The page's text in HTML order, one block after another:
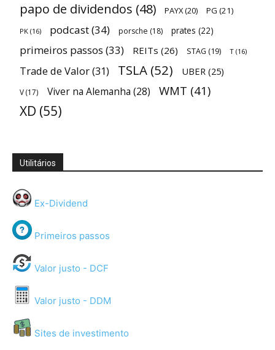
papo de dividendos (48) PAYX(20) PG (21)
PK (16) podcast(34) porsche (18) prates (22)
primeiros passos (33) REITs (26) STAG (19) T (16)
Trade de Valor(31) TSLA (52) UBER (25)
V(17) Viver na Alemanha (28) WMT (41)
XD (55)
Utilitários
Ex-Dividend
Primeiros passos
Valor justo - DCF
Valor justo - DDM
Sites de investimento